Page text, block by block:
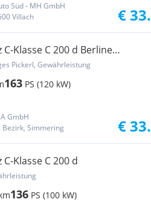
Süd - MH GmbH
Villach
€
Klasse C 200 d Berline
ACC/AKT....
Pickerl, Gewährleistung
163 PS (120 kW)
GmbH
Bezirk, Simmering
€
Klasse C 200 d
136 PS (100 kW)